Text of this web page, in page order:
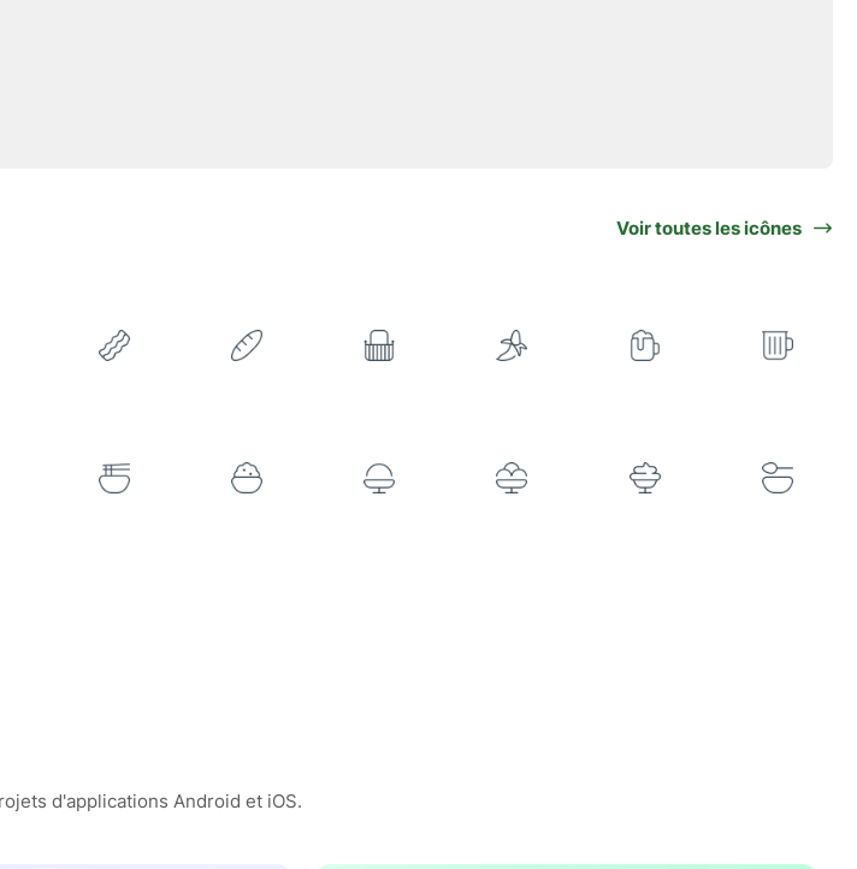
Voir toutes les icônes
d'applications Android et iOS.